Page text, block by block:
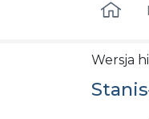
Wersja